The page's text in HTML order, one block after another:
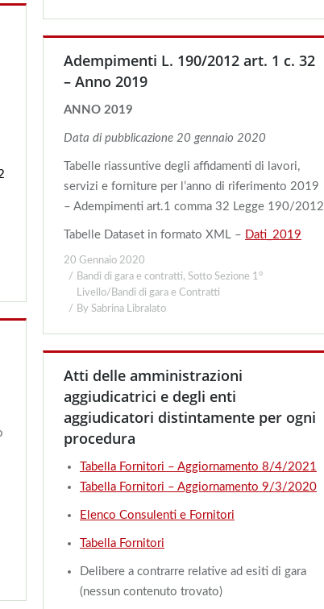
Adempimenti L. 190/2012 art. 1 c. 32
– Anno 2019
ANNO 2019
Data di pubblicazione 20 gennaio 2020
Tabelle riassuntive degli affidamenti di lavori,
servizi e forniture per l’anno di riferimento 2019
– Adempimenti art.1 comma 32 Legge 190/2012
Tabelle Dataset in formato XML – Dati_2019
20 Gennaio 2020
Bandi di gara e contratti, Sotto Sezione 1°
Livello/Bandi di gara e Contratti
By Sabrina Libralato
Atti delle amministrazioni
aggiudicatrici e degli enti
aggiudicatori distintamente per ogni
procedura
Tabella Fornitori – Aggiornamento 8/4/2021
Tabella Fornitori – Aggiornamento 9/3/2020
Elenco Consulenti e Fornitori
Tabella Fornitori
Delibere a contrarre relative ad esiti di gara
(nessun contenuto trovato)